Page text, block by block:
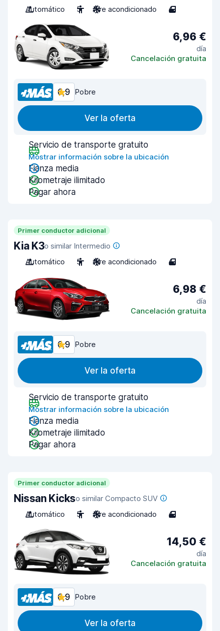
Automático
5 Aire acondicionado 4
6,96 €
día
Cancelación gratuita
6,9 Pobre
Ver la oferta
Servicio de transporte gratuito
Mostrar información sobre la ubicación
Fianza media
Kilometraje ilimitado
Pagar ahora
Primer conductor adicional
Kia K3o similar Intermedio
Automático
5 Aire acondicionado 4
6,98 €
día
Cancelación gratuita
6,9 Pobre
Ver la oferta
Servicio de transporte gratuito
Mostrar información sobre la ubicación
Fianza media
Kilometraje ilimitado
Pagar ahora
Primer conductor adicional
Nissan Kickso similar Compacto SUV
Automático
5 Aire acondicionado 4
14,50 €
día
Cancelación gratuita
6,9 Pobre
Ver la oferta